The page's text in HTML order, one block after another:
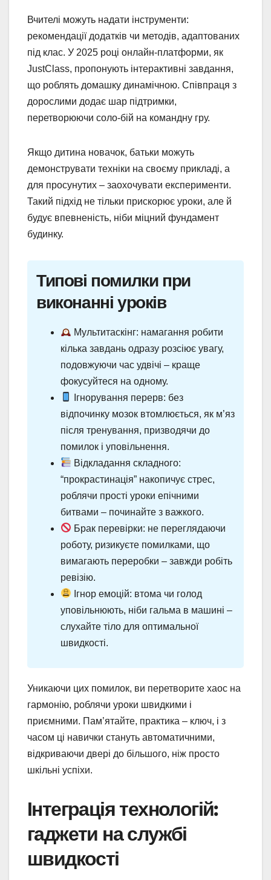
Вчителі можуть надати інструменти:
рекомендації додатків чи методів, адаптованих
під клас. У 2025 році онлайн-платформи, як
JustClass, пропонують інтерактивні завдання,
що роблять домашку динамічною. Співпраця з
дорослими додає шар підтримки,
перетворюючи соло-бій на командну гру.
Якщо дитина новачок, батьки можуть
демонструвати техніки на своєму прикладі, а
для просунутих – заохочувати експерименти.
Такий підхід не тільки прискорює уроки, але й
будує впевненість, ніби міцний фундамент
будинку.
Типові помилки при
виконанні уроків
Мультитаскінг: намагання робити
кілька завдань одразу розсіює увагу,
подовжуючи час удвічі – краще
фокусуйтеся на одному.
Ігнорування перерв: без
відпочинку мозок втомлюється, як м’яз
після тренування, призводячи до
помилок і уповільнення.
Відкладання складного:
“прокрастинація” накопичує стрес,
роблячи прості уроки епічними
битвами – починайте з важкого.
Брак перевірки: не переглядаючи
роботу, ризикуєте помилками, що
вимагають переробки – завжди робіть
ревізію.
Ігнор емоцій: втома чи голод
уповільнюють, ніби гальма в машині –
слухайте тіло для оптимальної
швидкості.
Уникаючи цих помилок, ви перетворите хаос на
гармонію, роблячи уроки швидкими і
приємними. Пам’ятайте, практика – ключ, і з
часом ці навички стануть автоматичними,
відкриваючи двері до більшого, ніж просто
шкільні успіхи.
Інтеграція технологій:
гаджети на службі
швидкості